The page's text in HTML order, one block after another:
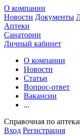
О компании
Новости Документы
Аптеки
Санатории
Личный кабинет
О компании
Новости
Статьи
Вопрос-ответ
Вакансии
...
Справочная по
Вход Регистрация